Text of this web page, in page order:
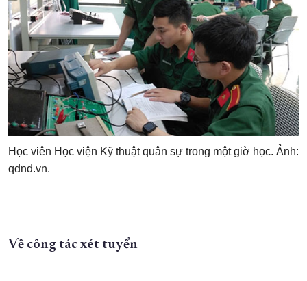
Học viên Học viện Kỹ thuật quân sự trong một giờ học. Ảnh:
qdnd.vn.
Về công tác xét tuyển